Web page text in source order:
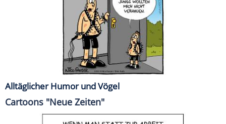
Alltäglicher Humor und Vögel
Cartoons "Neue Zeiten"